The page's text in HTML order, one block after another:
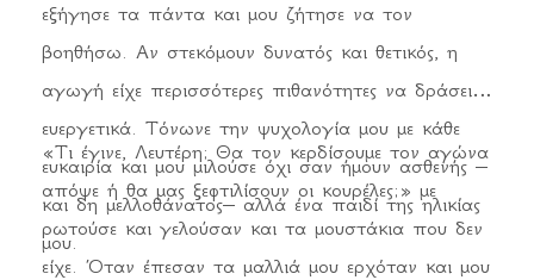
εξήγησε τα πάντα και μου ζήτησε να τον
βοηθήσω. Αν στεκόμουν δυνατός και θετικός, η
αγωγή είχε περισσότερες πιθανότητες να δράσει
ευεργετικά. Τόνωνε την ψυχολογία μου με κάθε
ευκαιρία και μου μιλούσε όχι σαν ήμουν ασθενής –
και δη μελλοθάνατος– αλλά ένα παιδί της ηλικίας
μου.
«Τι έγινε, Λευτέρη; Θα τον κερδίσουμε τον αγώνα
απόψε ή θα μας ξεφτιλίσουν οι κουρέλες;» με
ρωτούσε και γελούσαν και τα μουστάκια που δεν
είχε. Όταν έπεσαν τα μαλλιά μου ερχόταν και μου